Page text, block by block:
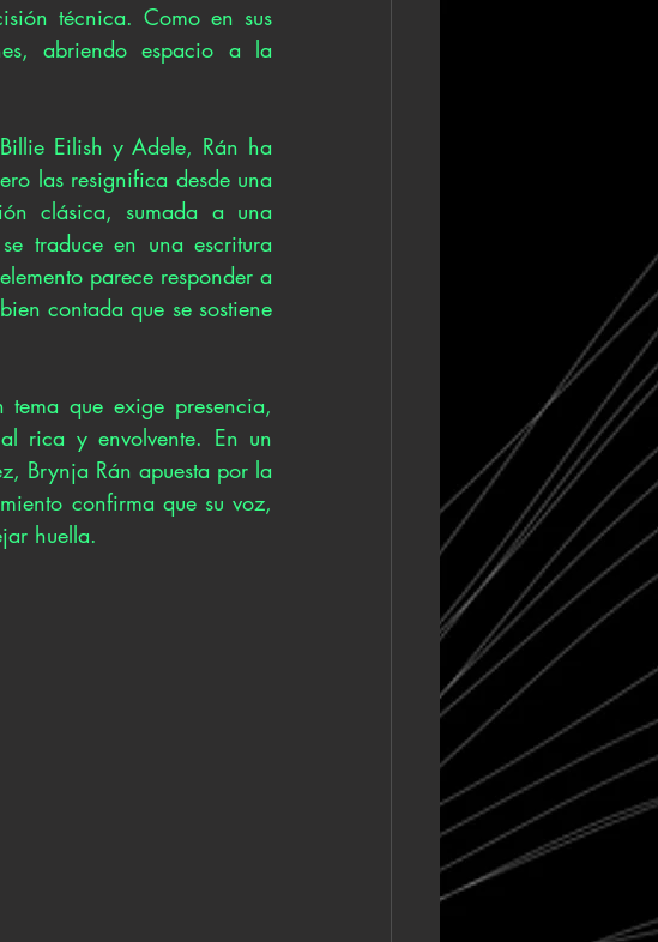
técnica. Como en sus
abriendo espacio a la
Eilish y Adele, Rán ha
las resignifica desde una
clásica, sumada a una
traduce en una escritura
parece responder a
contada que se sostiene
que exige presencia,
rica y envolvente. En un
Brynja Rán apuesta por la
confirma que su voz,
huella.